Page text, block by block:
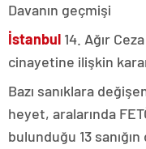
Davanın geçmişi
İstanbul 14. Ağır
cinayetine ilişkin
Bazı sanıklara
heyet, aralarında
bulunduğu 13 sanığın